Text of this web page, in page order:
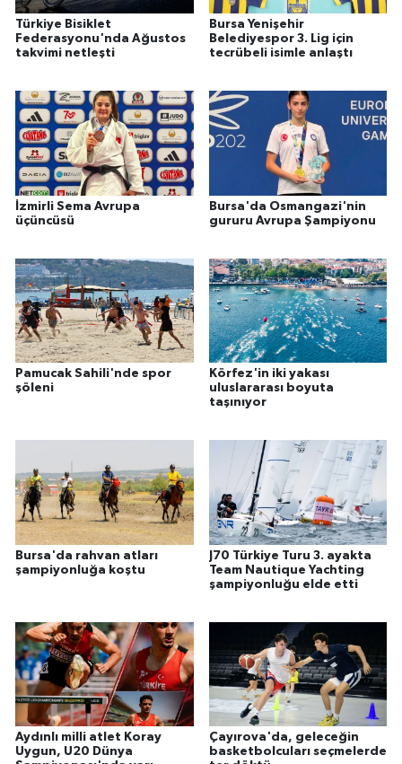
Türkiye Bisiklet
Federasyonu'nda Ağustos
takvimi netleşti
Bursa Yenişehir
Belediyespor 3. Lig için
tecrübeli isimle anlaştı
İzmirli Sema Avrupa
üçüncüsü
Bursa'da Osmangazi'nin
gururu Avrupa Şampiyonu
Pamucak Sahili'nde spor
şöleni
Körfez'in iki yakası
uluslararası boyuta
taşınıyor
Bursa'da rahvan atları
şampiyonluğa koştu
J70 Türkiye Turu 3. ayakta
Team Nautique Yachting
şampiyonluğu elde etti
Aydınlı milli atlet Koray
Uygun, U20 Dünya
Çayırova'da, geleceğin
basketbolcuları seçmelerde